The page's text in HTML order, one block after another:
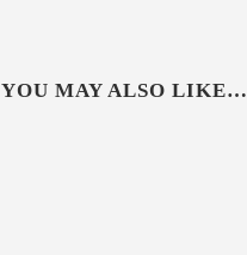
YOU MAY ALSO LIKE…